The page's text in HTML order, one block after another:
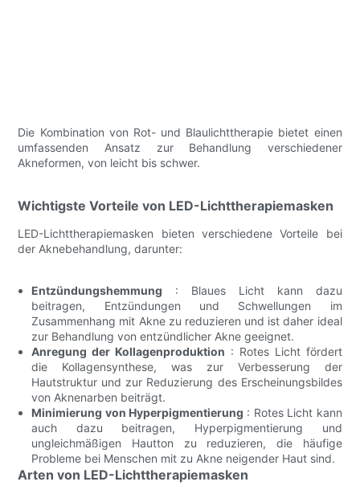
Die Kombination von Rot- und Blaulichttherapie bietet einen
umfassenden Ansatz zur Behandlung verschiedener
Akneformen, von leicht bis schwer.
Wichtigste Vorteile von LED-Lichttherapiemasken
LED-Lichttherapiemasken bieten verschiedene Vorteile bei
der Aknebehandlung, darunter:
Entzündungshemmung : Blaues Licht kann dazu
beitragen, Entzündungen und Schwellungen im
Zusammenhang mit Akne zu reduzieren und ist daher ideal
zur Behandlung von entzündlicher Akne geeignet.
Anregung der Kollagenproduktion : Rotes Licht fördert
die Kollagensynthese, was zur Verbesserung der
Hautstruktur und zur Reduzierung des Erscheinungsbildes
von Aknenarben beiträgt.
Minimierung von Hyperpigmentierung : Rotes Licht kann
auch dazu beitragen, Hyperpigmentierung und
ungleichmäßigen Hautton zu reduzieren, die häufige
Probleme bei Menschen mit zu Akne neigender Haut sind.
Arten von LED-Lichttherapiemasken